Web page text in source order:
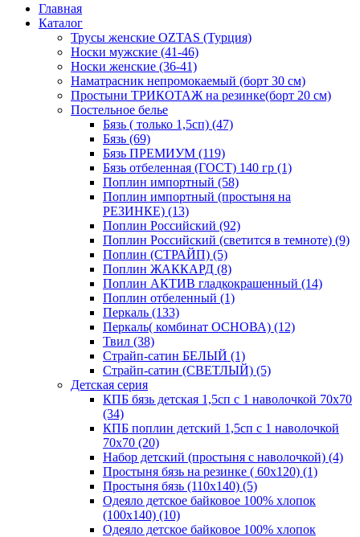
Главная
Каталог
Трусы женские OZTAS (Турция)
Носки мужские (41-46)
Носки женские (36-41)
Наматрасник непромокаемый (борт 30 см)
Простыни ТРИКОТАЖ на резинке(борт 20 см)
Постельное белье
Бязь ( только 1,5сп) (47)
Бязь (69)
Бязь ПРЕМИУМ (119)
Бязь отбеленная (ГОСТ) 140 гр (1)
Поплин импортный (58)
Поплин импортный (простыня на
РЕЗИНКЕ) (13)
Поплин Российский (92)
Поплин Российский (светится в темноте) (9)
Поплин (СТРАЙП) (5)
Поплин ЖАККАРД (8)
Поплин АКТИВ гладкокрашенный (14)
Поплин отбеленный (1)
Перкаль (133)
Перкаль( комбинат ОСНОВА) (12)
Твил (38)
Страйп-сатин БЕЛЫЙ (1)
Страйп-сатин (СВЕТЛЫЙ) (5)
Детская серия
КПБ бязь детская 1,5сп с 1 наволочкой 70х70
(34)
КПБ поплин детский 1,5сп с 1 наволочкой
70х70 (20)
Набор детский (простыня с наволочкой) (4)
Простыня бязь на резинке ( 60х120) (1)
Простыня бязь (110х140) (5)
Одеяло детское байковое 100% хлопок
(100х140) (10)
Одеяло детское байковое 100% хлопок